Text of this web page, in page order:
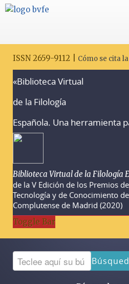
ISSN 2659-9112 | Cómo se cita
«Biblioteca Virtual
de la Filología
Española. Una herramienta
Biblioteca Virtual de la Filología
de la V Edición de los Premios
Tecnología y de Conocimiento
Complutense de Madrid (2020)
Toggle Bar